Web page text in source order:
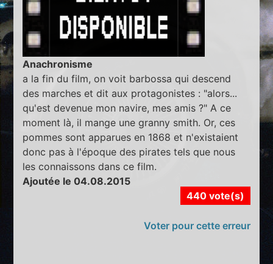
Anachronisme
a la fin du film, on voit barbossa qui descend
des marches et dit aux protagonistes : "alors...
qu'est devenue mon navire, mes amis ?" A ce
moment là, il mange une granny smith. Or, ces
pommes sont apparues en 1868 et n'existaient
donc pas à l'époque des pirates tels que nous
les connaissons dans ce film.
Ajoutée le 04.08.2015
440 vote(s)
Voter pour cette erreur